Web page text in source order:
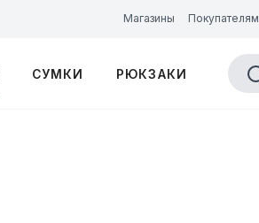
Магазины Покупателям
СУМКИ РЮКЗАКИ